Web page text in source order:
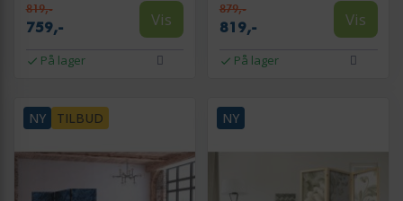
819,-
759,- Vis
På lager
879,-
819,- Vis
På lager
NY TILBUD NY